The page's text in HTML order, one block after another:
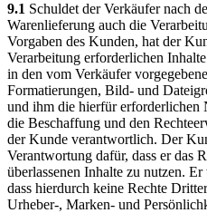
9.1 Schuldet der Verkäufer nach
Warenlieferung auch die
Vorgaben des Kunden, hat der
Verarbeitung erforderlichen
in den vom Verkäufer
Formatierungen, Bild- und
und ihm die hierfür erforderlichen
die Beschaffung und den
der Kunde verantwortlich. Der
Verantwortung dafür, dass er das
überlassenen Inhalte zu nutzen.
dass hierdurch keine Rechte
Urheber-, Marken- und